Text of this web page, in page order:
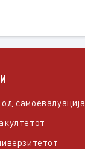
самоевалуација